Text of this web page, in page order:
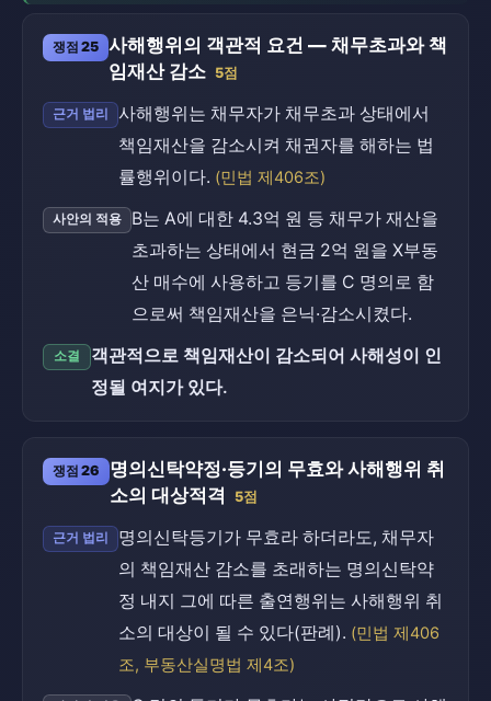
쟁점 25 사해행위의 객관적 요건 — 채무초과와 책
임재산 감소 5점
근거 법리
사해행위는 채무자가 채무초과 상태에서
책임재산을 감소시켜 채권자를 해하는 법
률행위이다. (민법 제406조)
사안의 적용
B는 A에 대한 4.3억 원 등 채무가 재산을
초과하는 상태에서 현금 2억 원을 X부동
산 매수에 사용하고 등기를 C 명의로 함
으로써 책임재산을 은닉·감소시켰다.
소결
객관적으로 책임재산이 감소되어 사해성이 인
정될 여지가 있다.
쟁점 26
명의신탁약정·등기의 무효와 사해행위 취
소의 대상적격
5점
근거 법리
명의신탁등기가 무효라 하더라도, 채무자
의 책임재산 감소를 초래하는 명의신탁약
정 내지 그에 따른 출연행위는 사해행위 취
소의 대상이 될 수 있다(판례). (민법 제406
조, 부동산실명법 제4조)